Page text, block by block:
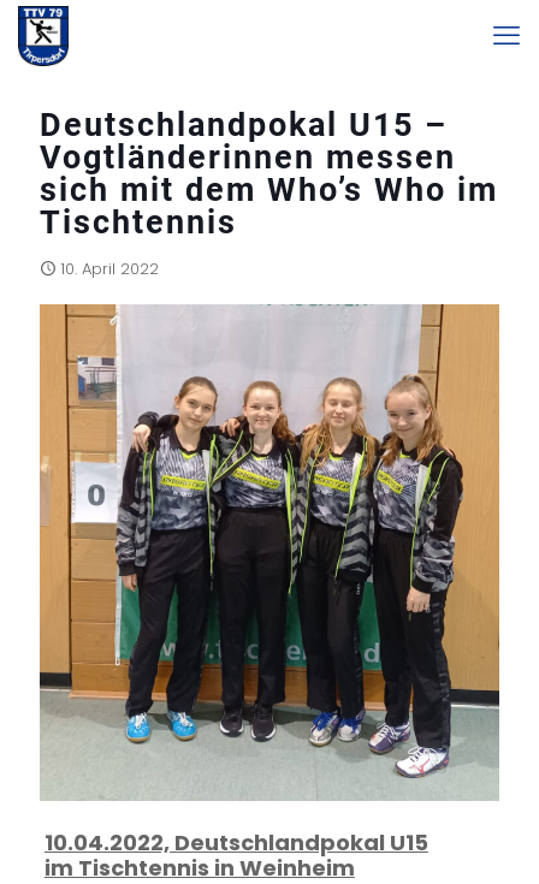
Deutschlandpokal U15 –
Vogtländerinnen messen
sich mit dem Who’s Who im
Tischtennis
10. April 2022
10.04.2022, Deutschlandpokal U15
im Tischtennis in Weinheim